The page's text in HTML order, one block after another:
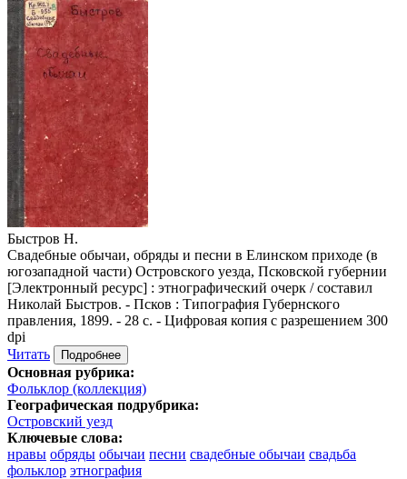
Быстров Н.
Свадебные обычаи, обряды и песни в Елинском приходе (в
югозападной части) Островского уезда, Псковской губернии
[Электронный ресурс] : этнографический очерк / составил
Николай Быстров. - Псков : Типография Губернского
правления, 1899. - 28 с. - Цифровая копия с разрешением 300
dpi
Читать
Подробнее
Основная рубрика:
Фольклор (коллекция)
Географическая подрубрика:
Островский уезд
Ключевые слова:
нравы обряды обычаи песни свадебные обычаи свадьба
фольклор этнография